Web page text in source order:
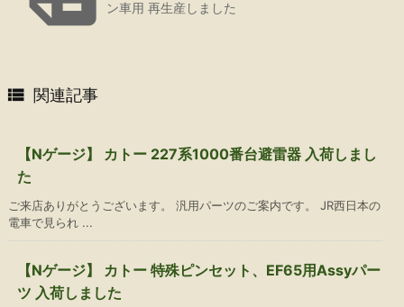
ン車用 再生産しました
 関連記事
【Nゲージ】 カトー 227系1000番台避雷器 入荷しまし
た
ご来店ありがとうございます。 汎用パーツのご案内です。 JR西日本の
電車で見られ ...
【Nゲージ】 カトー 特殊ピンセット、EF65用Assyパー
ツ 入荷しました